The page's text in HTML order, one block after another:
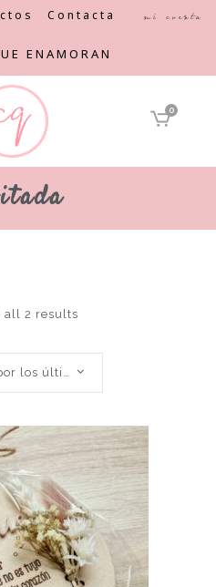
Contacta Mi cuenta
ENAMORAN
0
all 2 results
Ordenar por los últimos